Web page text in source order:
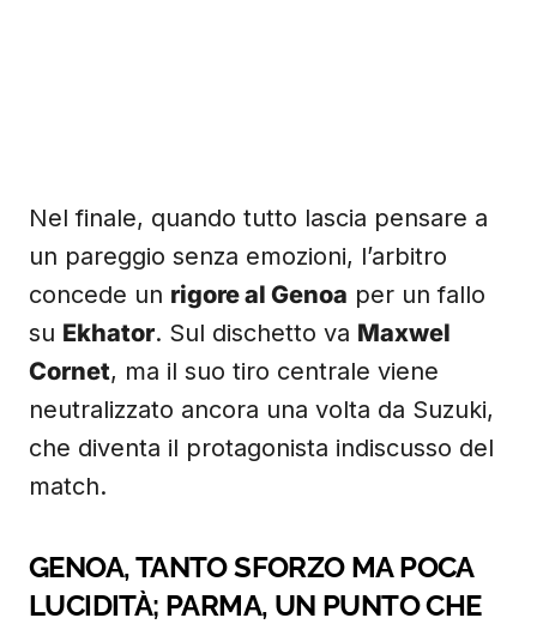
Nel finale, quando tutto lascia pensare a
un pareggio senza emozioni, l’arbitro
concede un rigore al Genoa per un fallo
su Ekhator. Sul dischetto va Maxwel
Cornet, ma il suo tiro centrale viene
neutralizzato ancora una volta da Suzuki,
che diventa il protagonista indiscusso del
match.
GENOA, TANTO SFORZO MA POCA
LUCIDITÀ; PARMA, UN PUNTO CHE